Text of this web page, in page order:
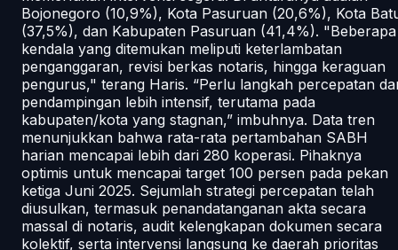
Bojonegoro (10,9%), Kota Pasuruan (20,6%), Kota
(37,5%), dan Kabupaten Pasuruan (41,4%). "Beberapa
kendala yang ditemukan meliputi keterlambatan
penganggaran, revisi berkas notaris, hingga keraguan
pengurus," terang Haris. “Perlu langkah percepatan
pendampingan lebih intensif, terutama pada
kabupaten/kota yang stagnan,” imbuhnya. Data tren
menunjukkan bahwa rata-rata pertambahan SABH
harian mencapai lebih dari 280 koperasi. Pihaknya
optimis untuk mencapai target 100 persen pada pekan
ketiga Juni 2025. Sejumlah strategi percepatan telah
diusulkan, termasuk penandatanganan akta secara
massal di notaris, audit kelengkapan dokumen secara
kolektif, serta intervensi langsung ke daerah prioritas